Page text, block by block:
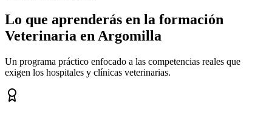
Lo que aprenderás en la formación
Veterinaria en Argomilla
Un programa práctico enfocado a las competencias reales que
exigen los hospitales y clínicas veterinarias.